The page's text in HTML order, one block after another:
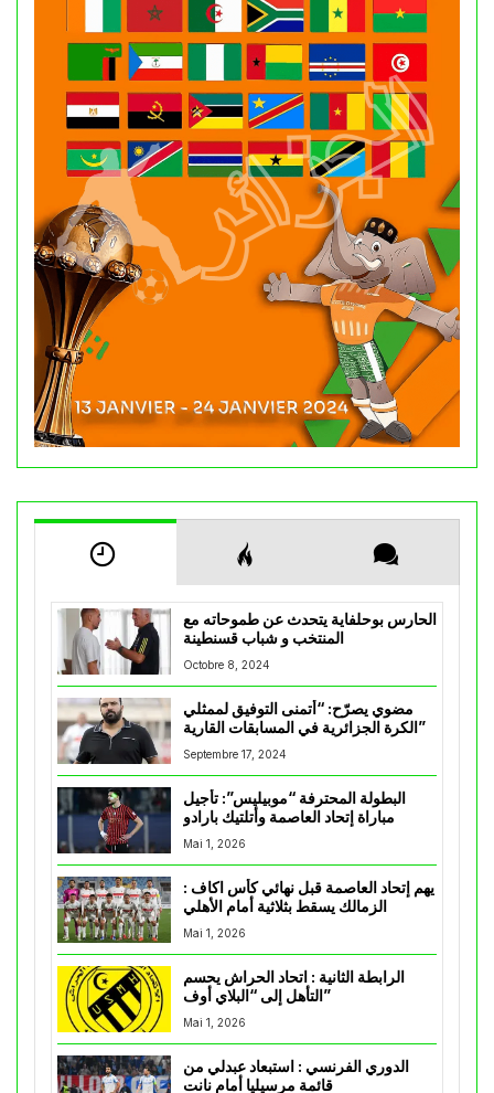
الحارس بوحلفاية يتحدث عن طموحاته مع
المنتخب و شباب قسنطينة
Octobre 8, 2024
مضوي يصرّح: “أتمنى التوفيق لممثلي
الكرة الجزائرية في المسابقات القارية”
Septembre 17, 2024
البطولة المحترفة “موبيليس”: تأجيل
مباراة إتحاد العاصمة وأتلتيك بارادو
Mai 1, 2026
يهم إتحاد العاصمة قبل نهائي كأس اكاف :
Mai 1, 2026
الرابطة الثانية : اتحاد الحراش يحسم
التأهل إلى “البلاي أوف”
Mai 1, 2026
الدوري الفرنسي : استبعاد عبدلي من
قائمة مرسيليا أمام نانت